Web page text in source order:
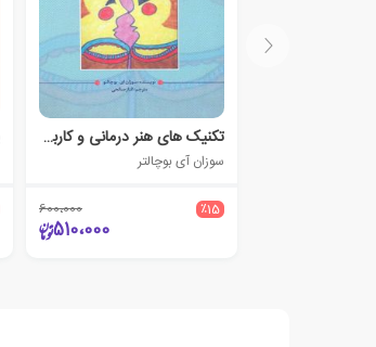
تکنیک های هنر درمانی و کاربردها
سوزان آی بوچالتر
٪15 600،000
510،000